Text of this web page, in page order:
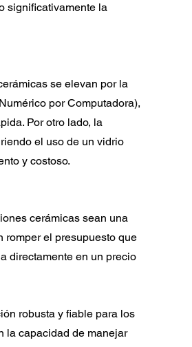
significativamente la
se elevan por la
por Computadora),
Por otro lado, la
el uso de un vidrio
y costoso.
cerámicas sean una
romper el presupuesto que
directamente en un precio
robusta y fiable para los
la capacidad de manejar